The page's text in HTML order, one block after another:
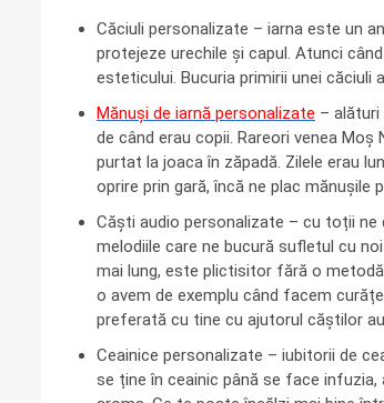
Căciuli personalizate – iarna este un
protejeze urechile și capul. Atunci
esteticului. Bucuria primirii unei căciuli
Mănuși de iarnă personalizate – alături
de când erau copii. Rareori venea
purtat la joaca în zăpadă. Zilele erau
oprire prin gară, încă ne plac
Căști audio personalizate – cu toții
melodiile care ne bucură sufletul cu
mai lung, este plictisitor fără o
o avem de exemplu când facem
preferată cu tine cu ajutorul căștilor
Ceainice personalizate – iubitorii de
se ține în ceainic până se face